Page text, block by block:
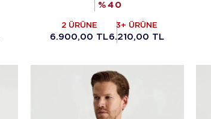
%40
2 ÜRÜNE
6.900,00 TL
3+ ÜRÜNE
6.210,00 TL